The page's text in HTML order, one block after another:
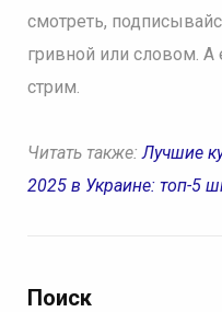
смотреть,
гривной или словом.
стрим.
Читать также: Лучшие
2025 в Украине: топ-5
Поиск